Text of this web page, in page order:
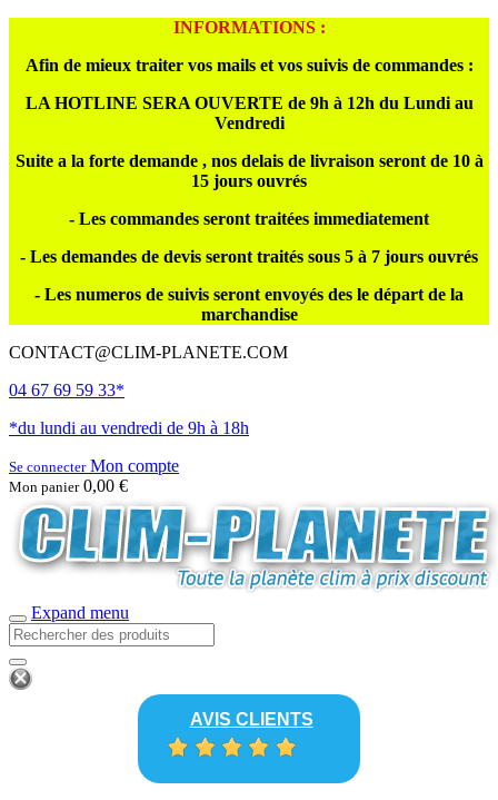
INFORMATIONS :
Afin de mieux traiter vos mails et vos suivis de commandes :
LA HOTLINE SERA OUVERTE de 9h à 12h du Lundi au
Vendredi
Suite a la forte demande , nos delais de livraison seront de 10 à
15 jours ouvrés
- Les commandes seront traitées immediatement
- Les demandes de devis seront traités sous 5 à 7 jours ouvrés
- Les numeros de suivis seront envoyés des le départ de la
marchandise
CONTACT@CLIM-PLANETE.COM
04 67 69 59 33*
*du lundi au vendredi de 9h à 18h
Se connecterMon compte
Mon panier 0,00 €
Expand menu
AVIS CLIENTS